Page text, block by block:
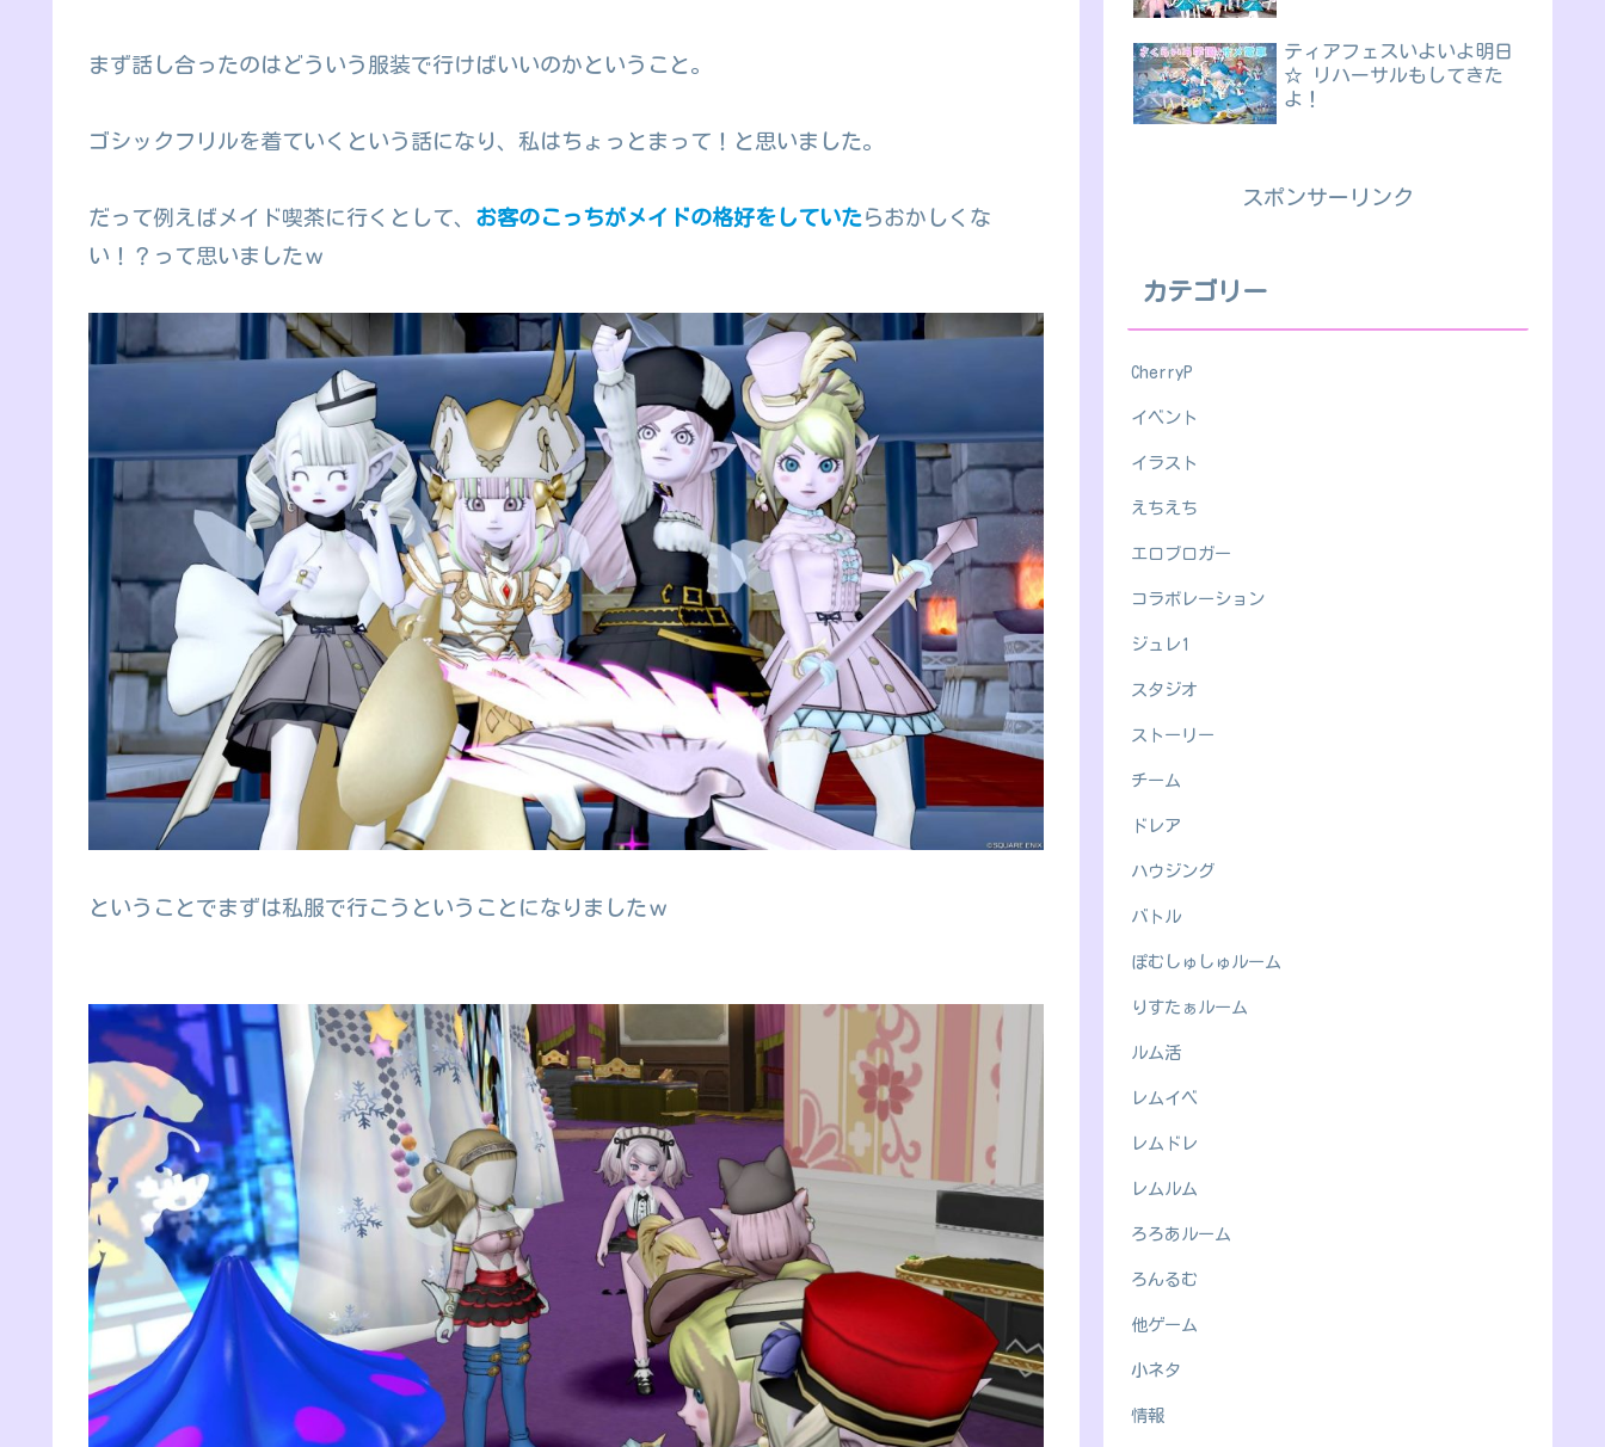
まず話し合ったのはどういう服装で行けばいいのかということ。
ゴシックフリルを着ていくという話になり、私はちょっとまって！と思いました。
だって例えばメイド喫茶に行くとして、 お客のこっちがメイドの格好をしていた らおかしくな
い！？って思いましたｗ
ということでまずは私服で行こうということになりましたｗ
ティアフェスいよいよ明日
☆ リハーサルもしてきた
よ！
スポンサーリンク
カテゴリー
CherryP
イベント
イラスト
えちえち
エロブロガー
コラボレーション
ジュレ1
スタジオ
ストーリー
チーム
ドレア
ハウジング
バトル
ぽむしゅしゅルーム
りすたぁルーム
ルム活
レムイベ
レムドレ
レムルム
ろろあルーム
ろんるむ
他ゲーム
小ネタ
情報